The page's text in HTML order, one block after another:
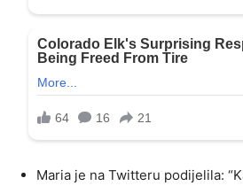
Maria je na Twitteru podijelila: